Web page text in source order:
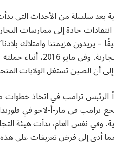
انتقادات حادة إلى ممارسات
– يريدون هزيمتنا وامتلاك
ممارسات الصين
إلى أن الصين تستغل الولايات
2017، بدأ الرئيس ترامب في
نفس العام، بدأت هيئة
أدى إلى فرض تعريفات على